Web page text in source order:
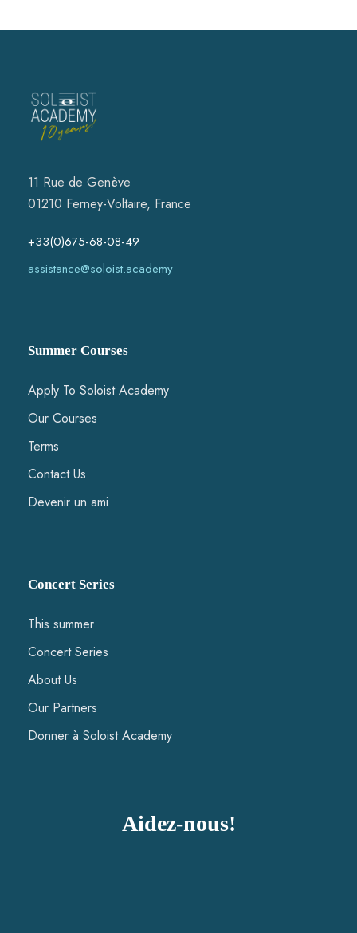
11 Rue de Genève
01210 Ferney-Voltaire, France
+33(0)675-68-08-49
assistance@soloist.academy
Summer Courses
Apply To Soloist Academy
Our Courses
Terms
Contact Us
Devenir un ami
Concert Series
This summer
Concert Series
About Us
Our Partners
Donner à Soloist Academy
Aidez-nous!